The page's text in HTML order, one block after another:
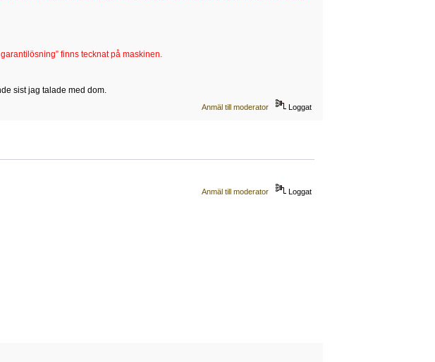
finns tecknat på maskinen.
sist jag talade med dom.
Anmäl till moderator Loggat
Anmäl till moderator Loggat